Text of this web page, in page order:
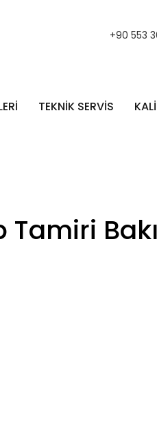
+90 553
TEKNİK SERVİS